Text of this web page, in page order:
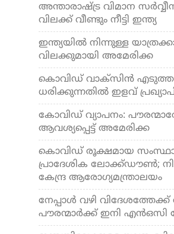
അന്താരാഷ്ട്ര വിമാന
വിലക്ക് വീണ്ടും നീട്ടി ഇന്ത്യ
ഇന്ത്യയില്‍ നിന്നുള്ള
വിലക്കുമായി അമേരിക്ക
കൊവിഡ് വാക്സിന്‍
ധരിക്കുന്നതില്‍ ഇളവ്
കോവിഡ് വ്യാപനം:
ആവശ്യപ്പെട്ട് അമേരിക്ക
കൊവിഡ് രൂക്ഷമായ
പ്രാദേശിക ലോക്ക്ഡൗണ്‍;
കേന്ദ്ര ആരോഗ്യമന്ത്രാലയം
നേപ്പാള്‍ വഴി
പൗരന്മാര്‍ക്ക് ഇനി എന്‍ഒസി